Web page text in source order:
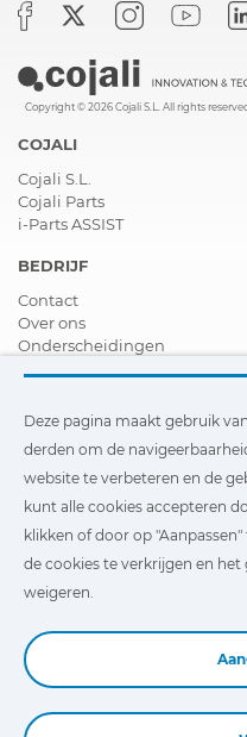
Copyright © 2026 Cojali S.L. All rights
COJALI
Cojali S.L.
Cojali Parts
i-Parts ASSIST
BEDRIJF
Contact
Over ons
Onderscheidingen
Verdeler worden
Nieuws
Video´s
FAQ - V&A
van derden om de
onze website te
optimaliseren. U kunt te
Deze pagina maakt gebruik
derden om de
website te verbeteren en de
kunt alle cookies accepteren
klikken of door op
de cookies te verkrijgen en
weigeren.